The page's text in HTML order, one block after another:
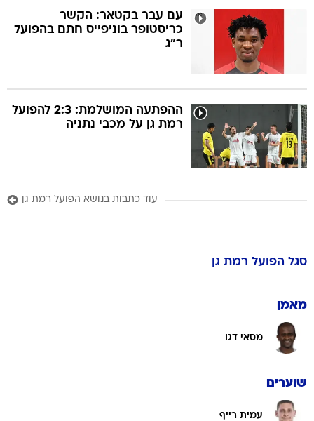
עם עבר בקטאר: הקשר
כריסטופר בוניפייס חתם בהפועל
ר"ג
ההפתעה המושלמת: 2:3 להפועל
רמת גן על מכבי נתניה
עוד כתבות בנושא הפועל רמת גן
סגל הפועל רמת גן
מאמן
מסאי דגו
שוערים
עמית רייף